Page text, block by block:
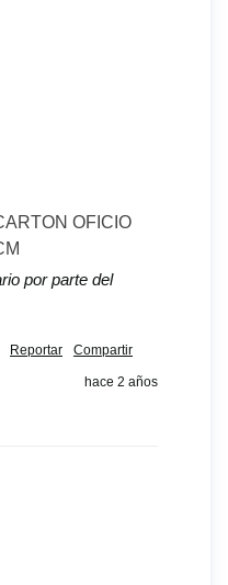
OFICIO
por parte del
Reportar Compartir
hace 2 años